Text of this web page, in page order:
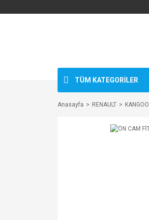
TÜM KATEGORİLER
Anasayfa RENAULT KANGOO